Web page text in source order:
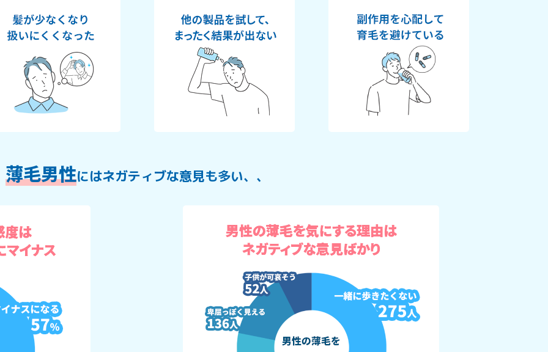
薄毛男性にはネガティブな意見も多い、、